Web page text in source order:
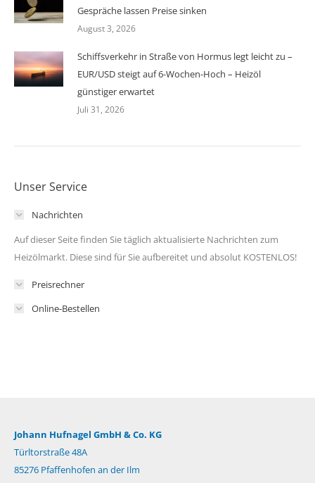
Gespräche lassen Preise sinken
August 3, 2026
Schiffsverkehr in Straße von Hormus legt leicht zu –
EUR/USD steigt auf 6-Wochen-Hoch – Heizöl
günstiger erwartet
Juli 31, 2026
Unser Service
Nachrichten
Auf dieser Seite finden Sie täglich aktualisierte Nachrichten zum
Heizölmarkt. Diese sind für Sie aufbereitet und absolut KOSTENLOS!
Preisrechner
Online-Bestellen
Johann Hufnagel GmbH & Co. KG
Türltorstraße 48A
85276 Pfaffenhofen an der Ilm